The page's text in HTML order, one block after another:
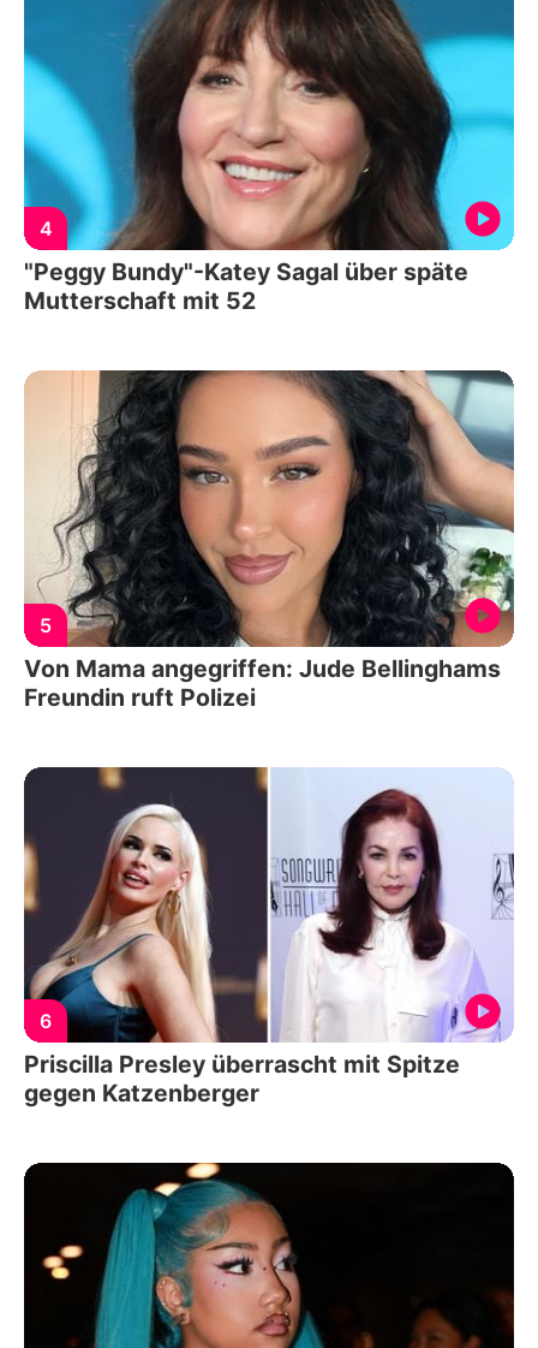
4
"Peggy Bundy"-Katey Sagal über späte
Mutterschaft mit 52
5
Von Mama angegriffen: Jude Bellinghams
Freundin ruft Polizei
6
Priscilla Presley überrascht mit Spitze
gegen Katzenberger